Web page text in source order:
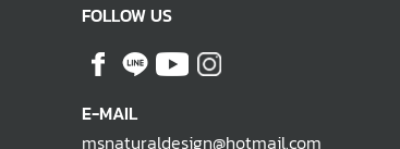
FOLLOW US
E-MAIL
msnaturaldesign@hotmail.com